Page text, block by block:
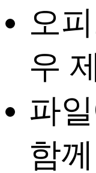
오
우
파
함